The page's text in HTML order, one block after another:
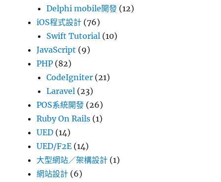
Delphi mobile開發 (12)
iOS程式設計 (76)
Swift Tutorial (10)
JavaScript (9)
PHP (82)
CodeIgniter (21)
Laravel (23)
POS系統開發 (26)
Ruby On Rails (1)
UED (14)
UED/F2E (14)
大型網站／架構設計 (1)
網站設計 (6)